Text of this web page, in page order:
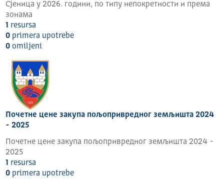
Сјеница у 2026. години, по типу непокретности и према
зонама
1 resursa
0 primera upotrebe
0 omilјeni
Почетне цене закупа пољопривредног земљишта 2024
- 2025
Почетне цене закупа пољопривредног земљишта 2024 -
2025
1 resursa
0 primera upotrebe